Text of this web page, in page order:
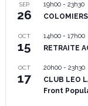
SEP
26
19h00- 23h30
OCT
15
14h00- 17h00
RETRAITE
OCT
17
20h00- 23h30
CLUB LEO
Front